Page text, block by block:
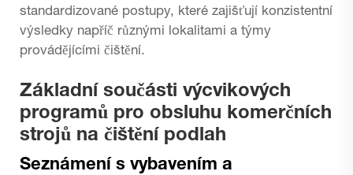
standardizované postupy, které zajišťují konzistentní
výsledky napříč různými lokalitami a týmy
provádějícími čištění.
Základní součásti výcvikových
programů pro obsluhu komerčních
strojů na čištění podlah
Seznámení s vybavením a